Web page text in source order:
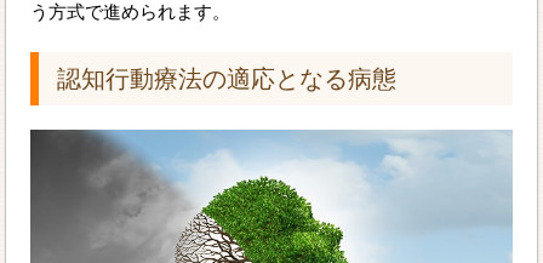
う方式で進められます。
認知行動療法の適応となる病態